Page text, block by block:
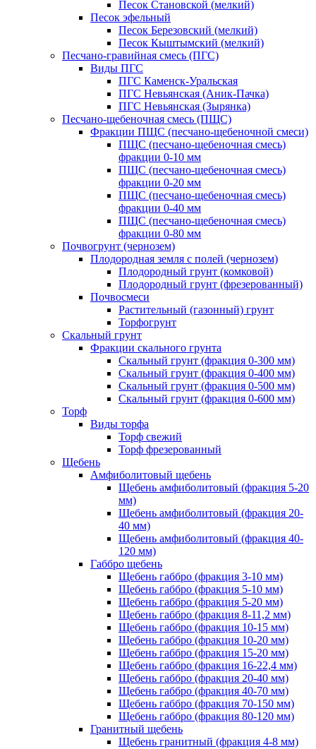
Песок Становской (мелкий)
Песок эфельный
Песок Березовский (мелкий)
Песок Кыштымский (мелкий)
Песчано-гравийная смесь (ПГС)
Виды ПГС
ПГС Каменск-Уральская
ПГС Невьянская (Аник-Пачка)
ПГС Невьянская (Зырянка)
Песчано-щебеночная смесь (ПЩС)
Фракции ПЩС (песчано-щебеночной смеси)
ПЩС (песчано-щебеночная смесь)
фракции 0-10 мм
ПЩС (песчано-щебеночная смесь)
фракции 0-20 мм
ПЩС (песчано-щебеночная смесь)
фракции 0-40 мм
ПЩС (песчано-щебеночная смесь)
фракции 0-80 мм
Почвогрунт (чернозем)
Плодородная земля с полей (чернозем)
Плодородный грунт (комковой)
Плодородный грунт (фрезерованный)
Почвосмеси
Растительный (газонный) грунт
Торфогрунт
Скальный грунт
Фракции скального грунта
Скальный грунт (фракция 0-300 мм)
Скальный грунт (фракция 0-400 мм)
Скальный грунт (фракция 0-500 мм)
Скальный грунт (фракция 0-600 мм)
Торф
Виды торфа
Торф свежий
Торф фрезерованный
Щебень
Амфиболитовый щебень
Щебень амфиболитовый (фракция 5-20
мм)
Щебень амфиболитовый (фракция 20-
40 мм)
Щебень амфиболитовый (фракция 40-
120 мм)
Габбро щебень
Щебень габбро (фракция 3-10 мм)
Щебень габбро (фракция 5-10 мм)
Щебень габбро (фракция 5-20 мм)
Щебень габбро (фракция 8-11,2 мм)
Щебень габбро (фракция 10-15 мм)
Щебень габбро (фракция 10-20 мм)
Щебень габбро (фракция 15-20 мм)
Щебень габбро (фракция 16-22,4 мм)
Щебень габбро (фракция 20-40 мм)
Щебень габбро (фракция 40-70 мм)
Щебень габбро (фракция 70-150 мм)
Щебень габбро (фракция 80-120 мм)
Гранитный щебень
Щебень гранитный (фракция 4-8 мм)